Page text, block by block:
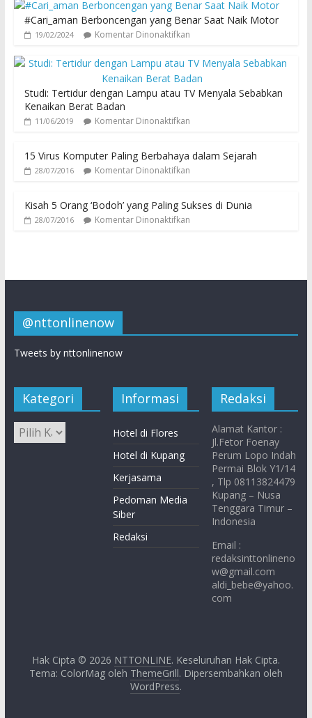
#Cari_aman Berboncengan yang Benar Saat Naik Motor
19/02/2024 Komentar Dinonaktifkan
Studi: Tertidur dengan Lampu atau TV Menyala Sebabkan
Kenaikan Berat Badan
11/06/2019 Komentar Dinonaktifkan
15 Virus Komputer Paling Berbahaya dalam Sejarah
28/07/2016 Komentar Dinonaktifkan
Kisah 5 Orang ‘Bodoh’ yang Paling Sukses di Dunia
28/07/2016 Komentar Dinonaktifkan
@nttonlinenow
Tweets by nttonlinenow
Kategori Informasi
Hotel di Flores
Hotel di Kupang
Kerjasama
Pedoman Media
Siber
Redaksi
Redaksi
Alamat Kantor :
Jl.Fetor Foenay
Perum Lopo Indah
Permai Blok Y1/14
, Tlp 08113824479
Kupang – Nusa
Tenggara Timur –
Indonesia
Email :
redaksinttonlineno
w@gmail.com
aldi_bebe@yahoo.
com
Hak Cipta © 2026 NTTONLINE. Keseluruhan Hak Cipta.
Tema: ColorMag oleh ThemeGrill. Dipersembahkan oleh
WordPress.